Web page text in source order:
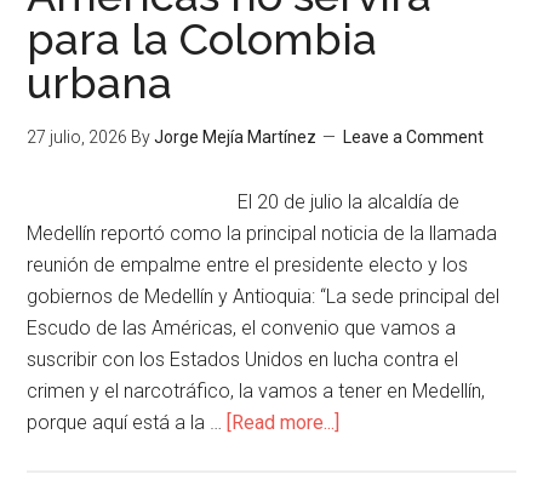
para la Colombia
urbana
27 julio, 2026 ByJorge Mejía Martínez Leave a Comment
El 20 de julio la alcaldía de
Medellín reportó como la principal noticia de la llamada
reunión de empalme entre el presidente electo y los
gobiernos de Medellín y Antioquia: “La sede principal del
Escudo de las Américas, el convenio que vamos a
suscribir con los Estados Unidos en lucha contra el
crimen y el narcotráfico, la vamos a tener en Medellín,
porque aquí está a la … [Read more...]